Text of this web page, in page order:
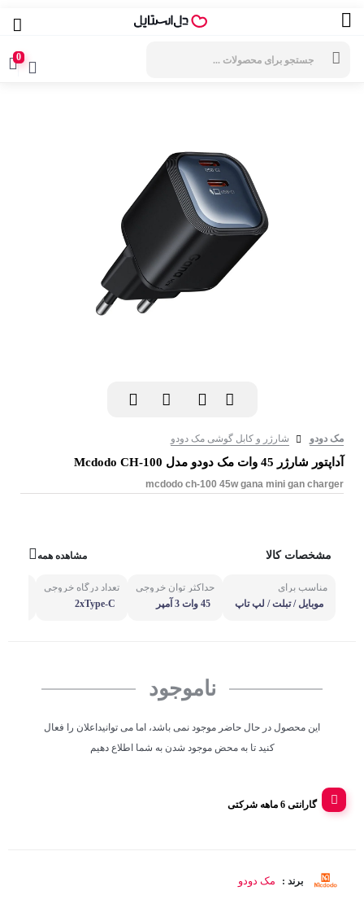
0
مک دودو شارژر و کابل گوشی مک دودو
آداپتور شارژر 45 وات مک دودو مدل Mcdodo CH-100
mcdodo ch-100 45w gana mini gan charger
مشخصات کالا مشاهده همه
مناسب برای
موبایل / تبلت / لپ تاپ
حداکثر توان خروجی
45 وات 3 آمپر
تعداد درگاه خروجی
2xType-C
ناموجود
این محصول در حال حاضر موجود نمی باشد، اما می توانیداعلان را فعال
کنید تا به محض موجود شدن به شما اطلاع دهیم
گارانتی 6 ماهه شرکتی
برند : مک دودو